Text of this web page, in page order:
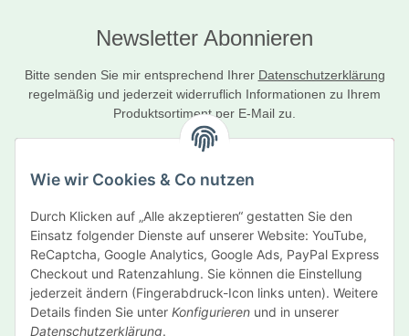
Wie wir Cookies & Co nutzen
Durch Klicken auf „Alle akzeptieren“ gestatten Sie den
Einsatz folgender Dienste auf unserer Website: YouTube,
ReCaptcha, Google Analytics, Google Ads, PayPal Express
Checkout und Ratenzahlung. Sie können die Einstellung
jederzeit ändern (Fingerabdruck-Icon links unten). Weitere
Details finden Sie unter Konfigurieren und in unserer
Datenschutzerklärung.
Newsletter Abonnieren
Bitte senden Sie mir entsprechend Ihrer Datenschutzerklärung
regelmäßig und jederzeit widerruflich Informationen zu Ihrem
Produktsortiment per E-Mail zu.
Newsletter Abonnieren
Informationen
Gesetzliche Informationen
Hersteller